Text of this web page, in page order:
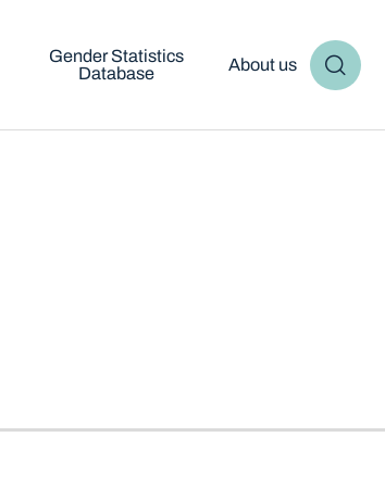
Gender Statistics
Database
About us